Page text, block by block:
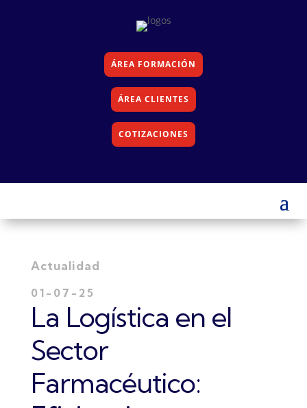
ÁREA FORMACIÓN
ÁREA CLIENTES
COTIZACIONES
Actualidad
01-07-25
La Logística en el
Sector
Farmacéutico: